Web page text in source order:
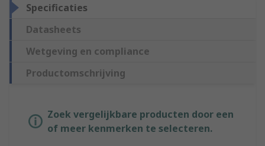
Specificaties
Datasheets
Wetgeving en compliance
Productomschrijving
Zoek vergelijkbare producten door een
of meer kenmerken te selecteren.